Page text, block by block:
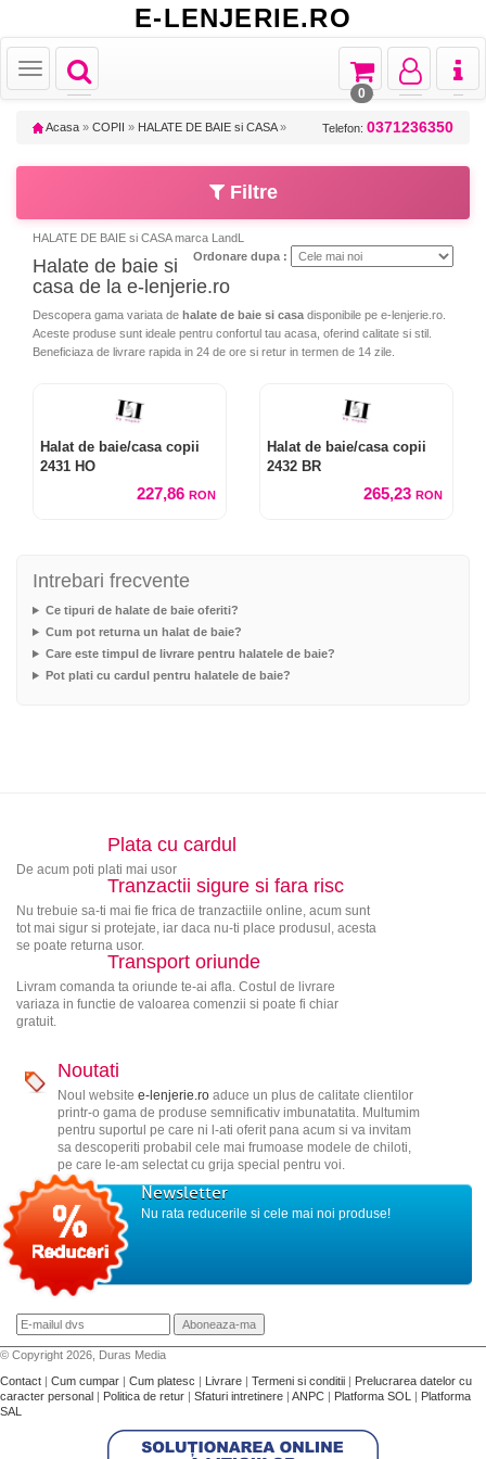
E-LENJERIE.RO
Toggle
navigation
Toggle
Toggle
navigation
Toggle
navigation
Toggle
navigation
0
Acasa » COPII » HALATE DE BAIE si CASA » Telefon: 0371236350
Filtre
HALATE DE BAIE si CASA marca LandL
Ordonare dupa :
Halate de baie si
casa de la e-lenjerie.ro
Descopera gama variata de halate de baie si casa disponibile pe e-lenjerie.ro.
Aceste produse sunt ideale pentru confortul tau acasa, oferind calitate si stil.
Beneficiaza de livrare rapida in 24 de ore si retur in termen de 14 zile.
Halat de baie/casa copii
2431 HO
227,86 RON
Halat de baie/casa copii
2432 BR
265,23 RON
Intrebari frecvente
Ce tipuri de halate de baie oferiti?
Cum pot returna un halat de baie?
Care este timpul de livrare pentru halatele de baie?
Pot plati cu cardul pentru halatele de baie?
Plata cu cardul
De acum poti plati mai usor
Tranzactii sigure si fara risc
Nu trebuie sa-ti mai fie frica de tranzactiile online, acum sunt
tot mai sigur si protejate, iar daca nu-ti place produsul, acesta
se poate returna usor.
Transport oriunde
Livram comanda ta oriunde te-ai afla. Costul de livrare
variaza in functie de valoarea comenzii si poate fi chiar
gratuit.
Noutati
Noul website e-lenjerie.roaduce un plus de calitate clientilor
printr-o gama de produse semnificativ imbunatatita. Multumim
pentru suportul pe care ni l-ati oferit pana acum si va invitam
sa descoperiti probabil cele mai frumoase modele de chiloti,
pe care le-am selectat cu grija special pentru voi.
Newsletter
Nu rata reducerile si cele mai noi produse!
© Copyright 2026, Duras Media
Contact | Cum cumpar | Cum platesc | Livrare | Termeni si conditii | Prelucrarea datelor cu
caracter personal | Politica de retur | Sfaturi intretinere | ANPC | Platforma SOL | Platforma
SAL